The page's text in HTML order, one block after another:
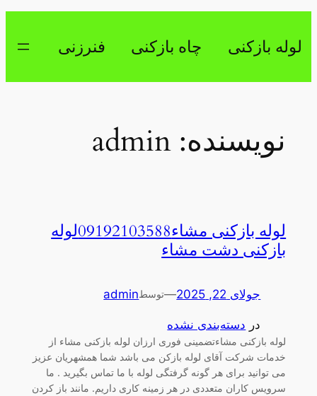
محتوا
لوله بازکنی چاه بازکنی فنرزنی
نویسنده: admin
لوله بازکنی مشاء09192103588لوله
بازکنی دشت مشاء
جولای 22, 2025 —توسطadmin
در دسته‌بندی نشده
لوله بازکنی مشاءتضمینی فوری ارزان لوله بازکنی مشاء از
خدمات شرکت آقای لوله بازکن می باشد شما همشهریان عزیز
می توانید برای هر گونه گرفتگی لوله با ما تماس بگیرید . ما
سرویس کاران متعددی در هر زمینه کاری داریم. مانند باز کردن